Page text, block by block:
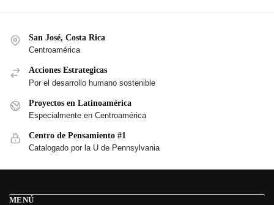
San José, Costa Rica
Centroamérica
Acciones Estrategicas
Por el desarrollo humano sostenible
Proyectos en Latinoamérica
Especialmente en Centroamérica
Centro de Pensamiento #1
Catalogado por la U de Pennsylvania
MENÚ